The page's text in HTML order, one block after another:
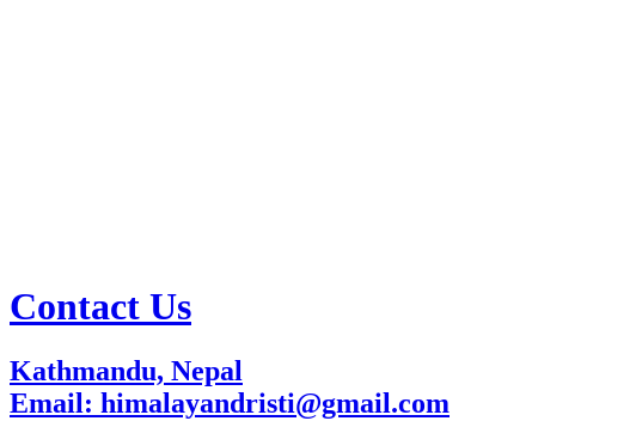
Contact Us
Kathmandu, Nepal
Email: himalayandristi@gmail.com